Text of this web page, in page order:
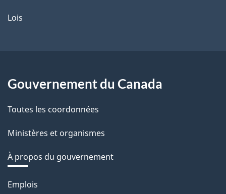
Lois
Gouvernement du Canada
Toutes les coordonnées
Ministères et organismes
À propos du gouvernement
Thèmes
Emplois